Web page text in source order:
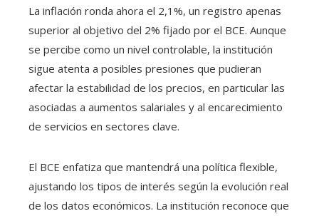
La inflación ronda ahora el 2,1%, un registro apenas
superior al objetivo del 2% fijado por el BCE. Aunque
se percibe como un nivel controlable, la institución
sigue atenta a posibles presiones que pudieran
afectar la estabilidad de los precios, en particular las
asociadas a aumentos salariales y al encarecimiento
de servicios en sectores clave.
El BCE enfatiza que mantendrá una política flexible,
ajustando los tipos de interés según la evolución real
de los datos económicos. La institución reconoce que